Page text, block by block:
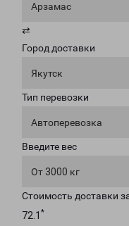
Арзамас
⇄
Город доставки
Якутск
Тип перевозки
Автоперевозка
Введите вес
От 3000 кг
Стоимость доставки
72.1 *